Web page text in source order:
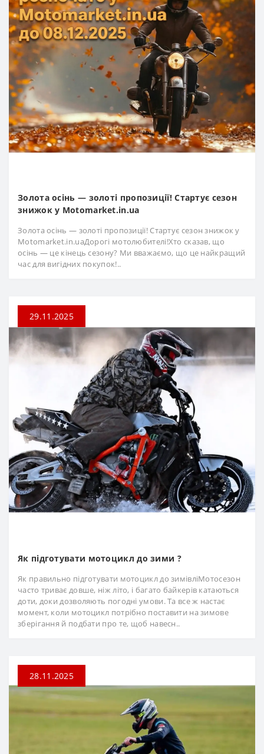
Золота осінь — золоті пропозиції! Стартує сезон
знижок у Motomarket.in.ua
Золота осінь — золоті пропозиції! Стартує сезон знижок у
Motomarket.in.uaДорогі мотолюбителі!Хто сказав, що
осінь — це кінець сезону? Ми вважаємо, що це найкращий
час для вигідних покупок!..
29.11.2025
Як підготувати мотоцикл до зими ?
Як правильно підготувати мотоцикл до зимівліМотосезон
часто триває довше, ніж літо, і багато байкерів катаються
доти, доки дозволяють погодні умови. Та все ж настає
момент, коли мотоцикл потрібно поставити на зимове
зберігання й подбати про те, щоб навесн..
28.11.2025